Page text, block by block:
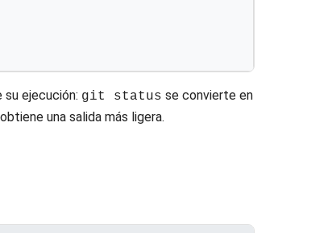
ejecución: git status se convierte en
una salida más ligera.